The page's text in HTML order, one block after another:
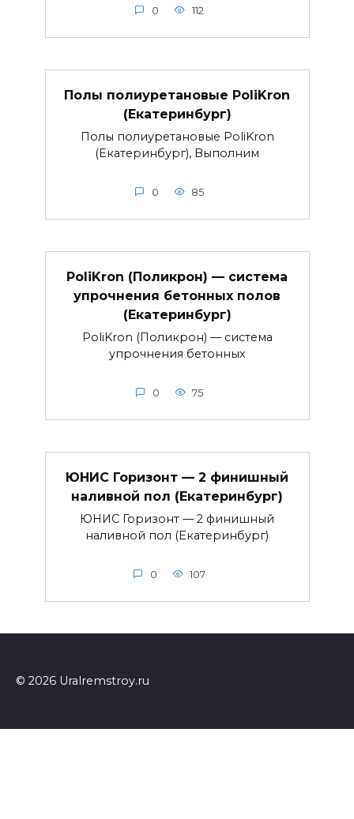
0 112
Полы полиуретановые PoliKron
(Екатеринбург)
Полы полиуретановые PoliKron
(Екатеринбург), Выполним
0 85
PoliKron (Поликрон) — система
упрочнения бетонных полов
(Екатеринбург)
PoliKron (Поликрон) — система
упрочнения бетонных
0 75
ЮНИС Горизонт — 2 финишный
наливной пол (Екатеринбург)
ЮНИС Горизонт — 2 финишный
наливной пол (Екатеринбург)
0 107
© 2026 Uralremstroy.ru